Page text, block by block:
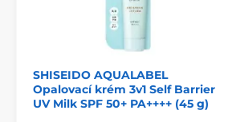
SHISEIDO AQUALABEL
Opalovací krém 3v1 Self Barrier
UV Milk SPF 50+ PA++++ (45 g)